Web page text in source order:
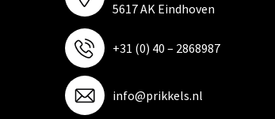
5617 AK Eindhoven
+31 (0) 40 – 2868987
info@prikkels.nl